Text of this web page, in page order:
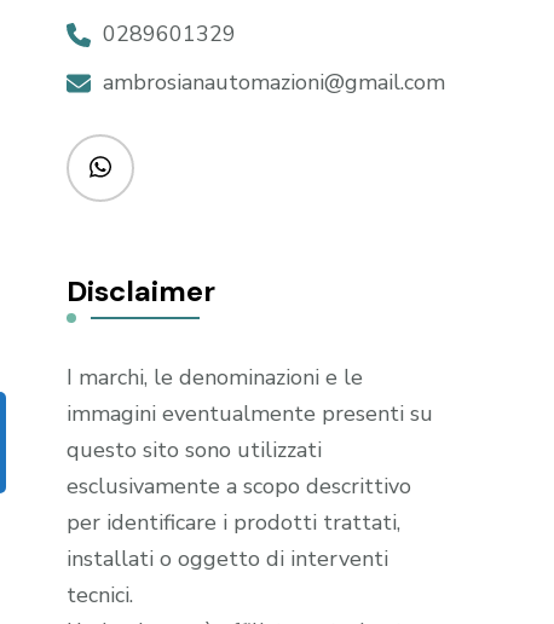
0289601329
ambrosianautomazioni@gmail.com
Disclaimer
I marchi, le denominazioni e le
immagini eventualmente presenti su
questo sito sono utilizzati
esclusivamente a scopo descrittivo
per identificare i prodotti trattati,
installati o oggetto di interventi
tecnici.